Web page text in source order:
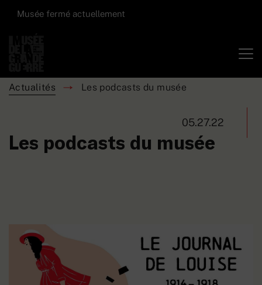
Musée fermé actuellement
Actualités Les podcasts du musée
05.27.22
Les podcasts du musée